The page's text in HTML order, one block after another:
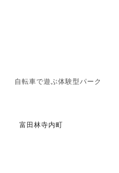
自転車で遊ぶ体験型パーク
富田林寺内町